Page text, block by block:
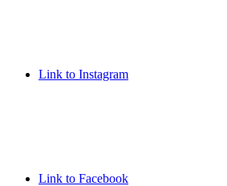
Link to Instagram
Link to Facebook